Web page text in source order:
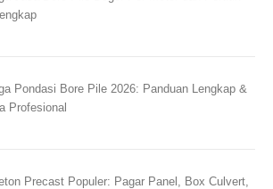
Pondasi Bore Pile 2026: Panduan Lengkap &
Profesional
Precast Populer: Pagar Panel, Box Culvert,